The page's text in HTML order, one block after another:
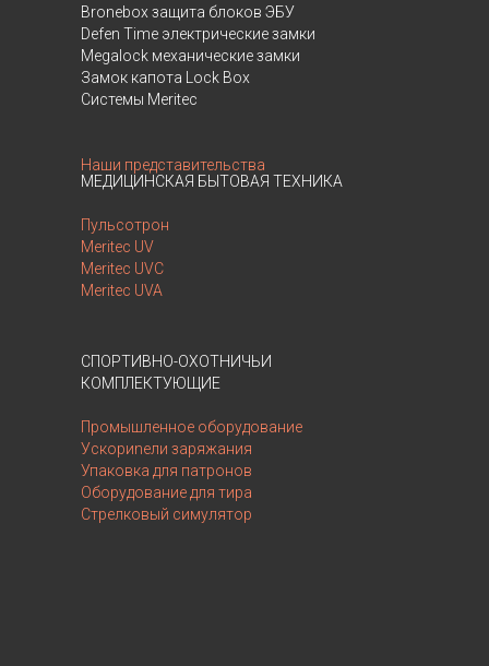
Bronebox защита блоков ЭБУ
Defen Time электрические замки
Megalock механические замки
Замок капота Lock Box
Системы Meritec
Наши представительства
МЕДИЦИНСКАЯ БЫТОВАЯ ТЕХНИКА
Пульсотрон
Meritec UV
Meritec UVC
Meritec UVA
СПОРТИВНО-ОХОТНИЧЬИ
КОМПЛЕКТУЮЩИЕ
Промышленное оборудование
Ускориnели заряжания
Упаковка для патронов
Оборудование для тира
Стрелковый симулятор